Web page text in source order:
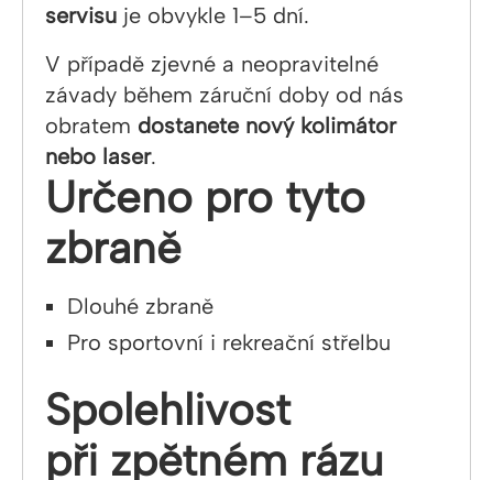
servisu je obvykle 1–5 dní.
V případě zjevné a neopravitelné
závady během záruční doby od nás
obratem dostanete nový kolimátor
nebo laser.
Určeno pro tyto
zbraně
Dlouhé zbraně
Pro sportovní i rekreační střelbu
Spolehlivost
při zpětném rázu